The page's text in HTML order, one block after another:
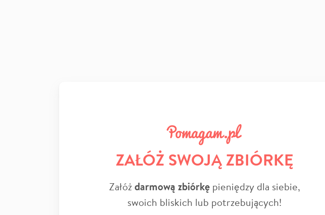
ZAŁÓŻ SWOJĄ ZBIÓRKĘ
Załóżdarmową zbiórkępieniędzy dla siebie,
swoich bliskich lub potrzebujących!